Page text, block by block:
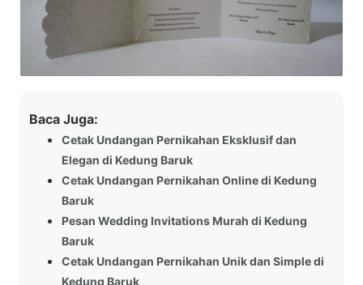
Baca Juga:
Cetak Undangan Pernikahan Eksklusif dan
Elegan di Kedung Baruk
Cetak Undangan Pernikahan Online di Kedung
Baruk
Pesan Wedding Invitations Murah di Kedung
Baruk
Cetak Undangan Pernikahan Unik dan Simple di
Kedung Baruk